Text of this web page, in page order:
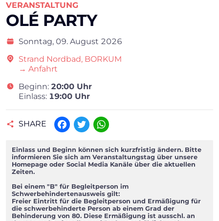
VERANSTALTUNG
OLÉ PARTY
Sonntag, 09. August 2026
Strand Nordbad, BORKUM
→ Anfahrt
Beginn: 20:00 Uhr
Einlass: 19:00 Uhr
SHARE
Einlass und Beginn können sich kurzfristig ändern. Bitte
informieren Sie sich am Veranstaltungstag über unsere
Homepage oder Social Media Kanäle über die aktuellen
Zeiten.
Bei einem "B" für Begleitperson im
Schwerbehindertenausweis gilt:
Freier Eintritt für die Begleitperson und Ermäßigung für
die schwerbehinderte Person ab einem Grad der
Behinderung von 80. Diese Ermäßigung ist ausschl. an